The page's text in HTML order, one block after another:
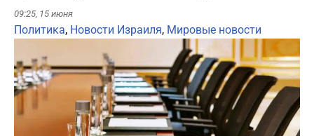
09:25, 15 июня
Политика, Новости Израиля, Мировые новости